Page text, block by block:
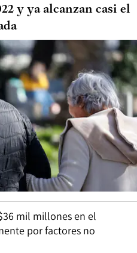
y ya alcanzan casi el
mil millones en el
por factores no